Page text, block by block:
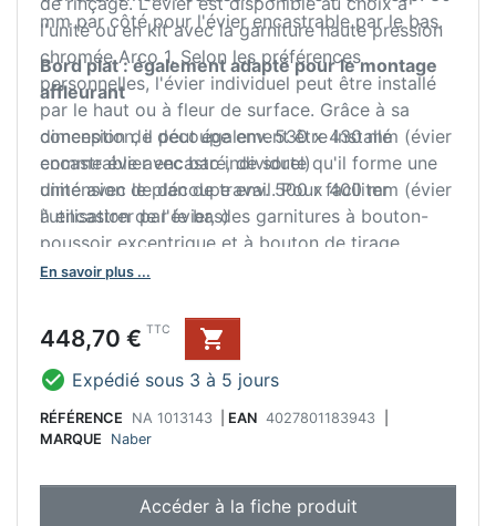
l'unité ou en kit avec la garniture haute pression
chromée Arco 1. Selon les préférences
personnelles, l'évier individuel peut être installé
par le haut ou à fleur de surface. Grâce à sa
conception, il peut également être installé
comme évier encastré, de sorte qu'il forme une
unité avec le plan de travail. Pour faciliter
l'utilisation de l'évier, des garnitures à bouton-
poussoir excentrique et à bouton de tirage
excentrique en acier inoxydable sont disponibles.
mm par côté pour l'évier encastrable par le bas.
Bord plat : également adapté pour le montage
affleurant
dimension de découpe env. 530 x 430 mm (évier
encastrable avec bac individuel)
dimension de découpe env. 500 x 400 mm (évier
à encastrer par le bas)
En savoir plus ...
Prix
448,70 € TTC

 Expédié sous 3 à 5 jours
RÉFÉRENCE NA 1013143 EAN 4027801183943
MARQUE
Naber
Accéder à la fiche produit